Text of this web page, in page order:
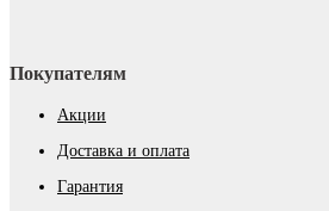
Покупателям
Акции
Доставка и оплата
Гарантия